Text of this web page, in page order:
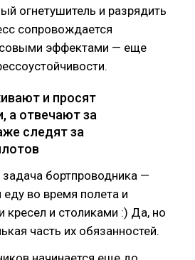
огнетушитель и разрядить
сопровождается
эффектами — еще
и просят
а отвечают за
следят за
бортпроводника —
еду во время полета и
кресел и столиками :) Да, но
часть их обязанностей.